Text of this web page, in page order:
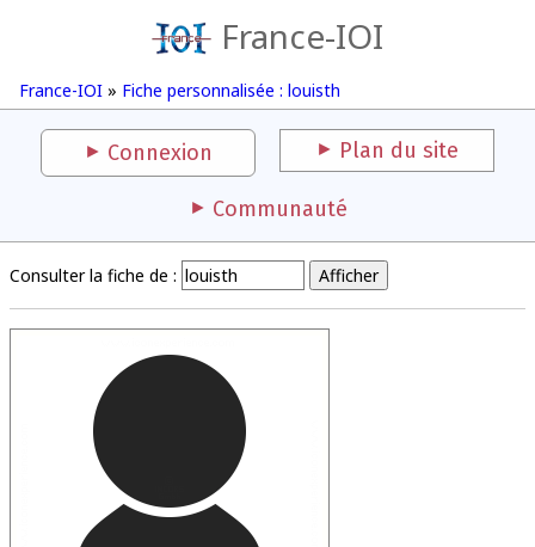
France-IOI
France-IOI » Fiche personnalisée : louisth
Connexion Plan du site
Communauté
Consulter la fiche de :